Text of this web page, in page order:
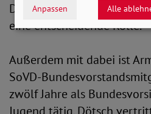
Digitalisierung spielt seiner
eine entscheidende Rolle.
Außerdem mit dabei ist
SoVD-
zwölf Jahre als
Anpassen Alle